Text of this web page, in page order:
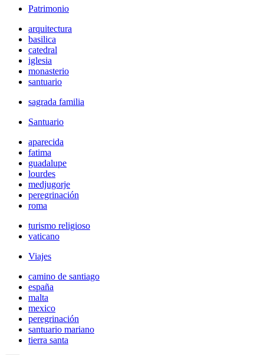
Patrimonio
arquitectura
basilica
catedral
iglesia
monasterio
santuario
sagrada familia
Santuario
aparecida
fatima
guadalupe
lourdes
medjugorje
peregrinación
roma
turismo religioso
vaticano
Viajes
camino de santiago
españa
malta
mexico
peregrinación
santuario mariano
tierra santa